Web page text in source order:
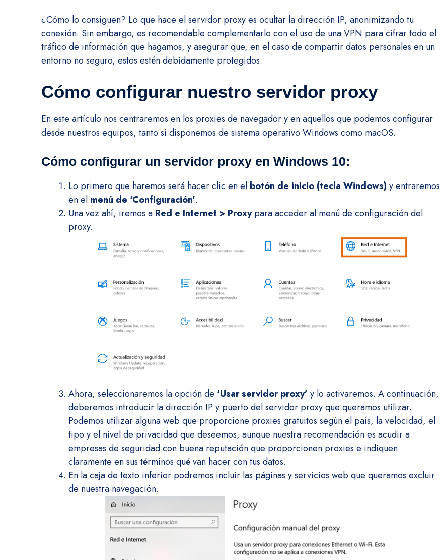
¿Cómo lo consiguen? Lo que hace el servidor proxy es ocultar la dirección IP, anonimizando tu
conexión. Sin embargo, es recomendable complementarlo con el uso de una VPN para cifrar todo el
tráfico de información que hagamos, y asegurar que, en el caso de compartir datos personales en un
entorno no seguro, estos estén debidamente protegidos.
Cómo configurar nuestro servidor proxy
En este artículo nos centraremos en los proxies de navegador y en aquellos que podemos configurar
desde nuestros equipos, tanto si disponemos de sistema operativo Windows como macOS.
Cómo configurar un servidor proxy en Windows 10:
Lo primero que haremos será hacer clic en el botón de inicio (tecla Windows) y entraremos
en el menú de ‘Configuración’.
Una vez ahí, iremos a Red e Internet > Proxypara acceder al menú de configuración del
proxy.
Ahora, seleccionaremos la opción de ‘Usar servidor proxy’ y lo activaremos. A continuación,
deberemos introducir la dirección IP y puerto del servidor proxy que queramos utilizar.
Podemos utilizar alguna web que proporcione proxies gratuitos según el país, la velocidad, el
tipo y el nivel de privacidad que deseemos, aunque nuestra recomendación es acudir a
empresas de seguridad con buena reputación que proporcionen proxies e indiquen
claramente en sus términos qué van hacer con tus datos.
En la caja de texto inferior podremos incluir las páginas y servicios web que queramos excluir
de nuestra navegación.